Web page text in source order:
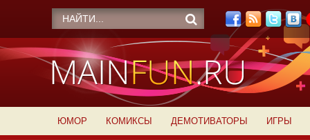
ЮМОР КОМИКСЫ ДЕМОТИВАТОРЫ ИГРЫ